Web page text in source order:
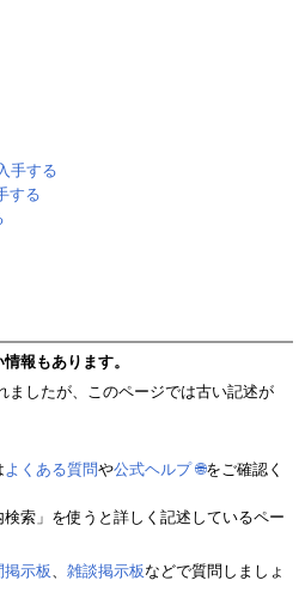
手する
する
報もあります。
ましたが、このページでは古い記述が
よくある質問や公式ヘルプ🌐をご確認く
索」を使うと詳しく記述しているペー
掲示板、 雑談掲示板などで質問しましょ